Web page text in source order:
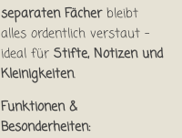
separaten Fächer bleibt
alles ordentlich verstaut –
ideal für Stifte, Notizen und
Kleinigkeiten.
Funktionen &
Besonderheiten: